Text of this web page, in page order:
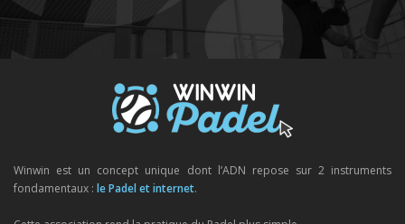
Winwin est un concept unique dont l’ADN repose sur 2 instruments
fondamentaux : le Padel et internet.